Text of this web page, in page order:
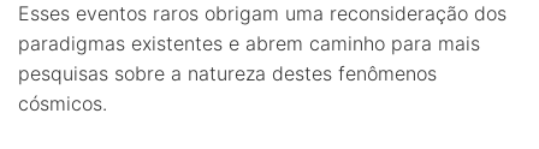
Esses eventos raros obrigam uma reconsideração dos
paradigmas existentes e abrem caminho para mais
pesquisas sobre a natureza destes fenômenos
cósmicos.